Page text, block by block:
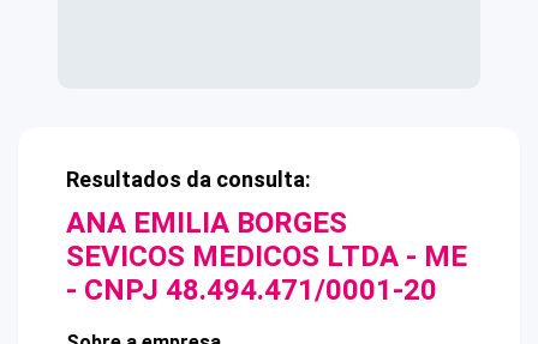
Resultados da consulta:
ANA EMILIA BORGES
SEVICOS MEDICOS LTDA - ME
- CNPJ 48.494.471/0001-20